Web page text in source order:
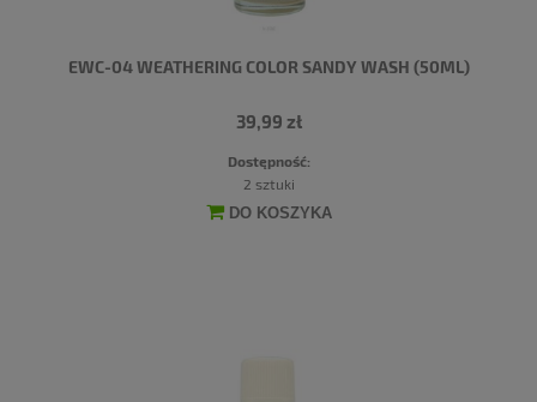
EWC-04 WEATHERING COLOR SANDY WASH (50ML)
39,99 zł
Dostępność:
2 sztuki
DO KOSZYKA